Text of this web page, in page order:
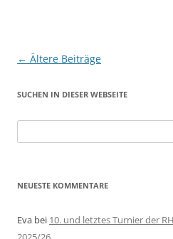
Beitragsnavigation
← Ältere Beiträge
SUCHEN IN DIESER WEBSEITE
nach:
NEUESTE KOMMENTARE
Eva bei 10. und letztes Turnier der